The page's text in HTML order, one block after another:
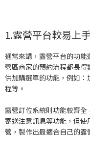
1.露營平台較易上
通常來講，露營平台的功
營區商家的預約流程都長
供加購選單的功能，例如
程等。
露營訂位系統則功能較齊
寄送注意訊息等功能，但
營，製作出最適合自己的露